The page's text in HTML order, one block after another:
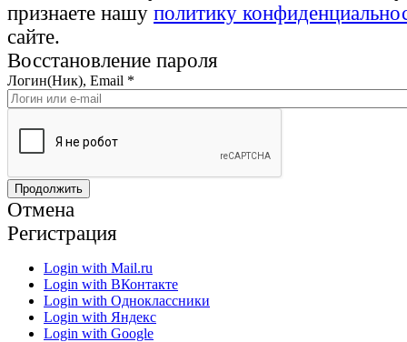
признаете нашу политику
сайте.
Восстановление пароля
Логин(Ник), Email *
Отмена
Регистрация
Login with Mail.ru
Login with ВКонтакте
Login with Одноклассники
Login with Яндекс
Login with Google